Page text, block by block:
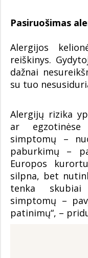
Pasiruošimas
Alergijos
reiškinys.
dažnai
su tuo
Alergijų rizika
ar
simptomų –
paburkimų –
Europos
silpna, bet
tenka
simptomų –
patinimų“, –